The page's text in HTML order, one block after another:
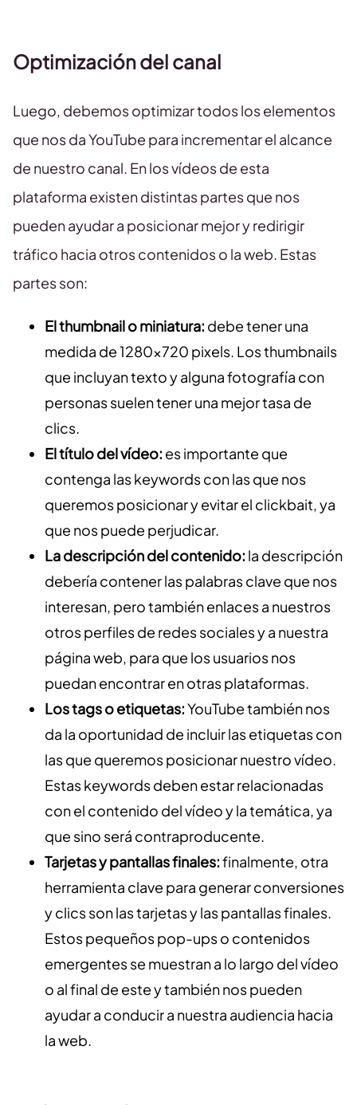
Optimización del canal
Luego, debemos optimizar todos los elementos
que nos da YouTube para incrementar el alcance
de nuestro canal. En los vídeos de esta
plataforma existen distintas partes que nos
pueden ayudar a posicionar mejor y redirigir
tráfico hacia otros contenidos o la web. Estas
partes son:
El thumbnail o miniatura: debe tener una
medida de 1280×720 pixels. Los thumbnails
que incluyan texto y alguna fotografía con
personas suelen tener una mejor tasa de
clics.
El título del vídeo: es importante que
contenga las keywords con las que nos
queremos posicionar y evitar el clickbait, ya
que nos puede perjudicar.
La descripción del contenido: la descripción
debería contener las palabras clave que nos
interesan, pero también enlaces a nuestros
otros perfiles de redes sociales y a nuestra
página web, para que los usuarios nos
puedan encontrar en otras plataformas.
Los tags o etiquetas:YouTube también nos
da la oportunidad de incluir las etiquetas con
las que queremos posicionar nuestro vídeo.
Estas keywords deben estar relacionadas
con el contenido del vídeo y la temática, ya
que sino será contraproducente.
Tarjetas y pantallas finales:finalmente, otra
herramienta clave para generar conversiones
y clics son las tarjetas y las pantallas finales.
Estos pequeños pop-ups o contenidos
emergentes se muestran a lo largo del vídeo
o al final de este y también nos pueden
ayudar a conducir a nuestra audiencia hacia
la web.